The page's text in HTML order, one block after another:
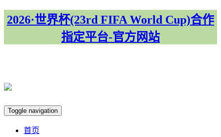
2026·世界杯(23rd FIFA World Cup)合作
指定平台-官方网站
Toggle navigation
首页